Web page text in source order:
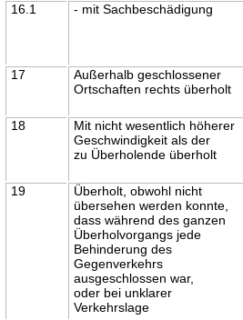
16.1 - mit Sachbeschädigung
17
Außerhalb geschlossener
Ortschaften rechts überholt
18
Mit nicht wesentlich höherer
Geschwindigkeit als der
zu Überholende überholt
19
Überholt, obwohl nicht
übersehen werden konnte,
dass während des ganzen
Überholvorgangs jede
Behinderung des
Gegenverkehrs
ausgeschlossen war,
oder bei unklarer
Verkehrslage